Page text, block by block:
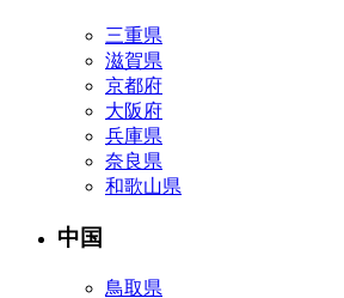
三重県
滋賀県
京都府
大阪府
兵庫県
奈良県
和歌山県
中国
鳥取県